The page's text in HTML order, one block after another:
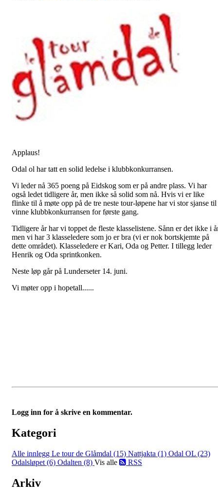
Applaus!
Odal ol har tatt en solid ledelse i klubbkonkurransen.
Vi leder nå 365 poeng på Eidskog som er på andre plass. Vi har
også ledet tidligere år, men ikke så solid som nå. Hvis vi er like
flinke til å møte opp på de tre neste tour-løpene har vi stor sjanse til
vinne klubbkonkurransen for første gang.
Tidligere år har vi toppet de fleste klasselistene. Sånn er det ikke i
men vi har 3 klasseledere som jo er bra (vi er nok bortskjemte på
dette området). Klasseledere er Kari, Oda og Petter. I tillegg leder
Henrik og Oda sprintkonken.
Neste løp går på Lunderseter 14. juni.
Vi møter opp i hopetall......
Logg inn for å skrive en kommentar.
Kategori
Alle innlegg Le tour de Glåmdal (15) Nattjakta (1) Odal OL (23)
Odalsløpet (6) Odalten (8) Vis alle RSS
Arkiv